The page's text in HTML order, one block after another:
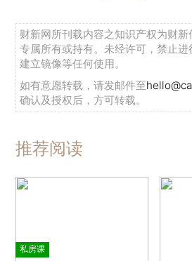
财新网所刊载内容之知识产权为财
专属所有或持有。未经许可，禁止进
建立镜像等任何使用。
如有意愿转载，请发邮件至
确认及授权后，方可转载。
推荐阅读
私房课